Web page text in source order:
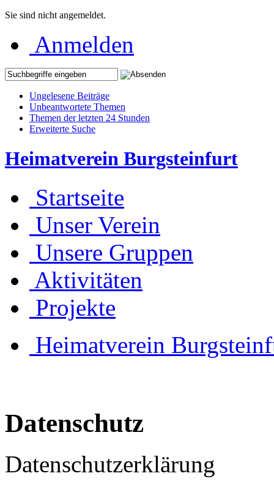
Sie sind nicht angemeldet.
Anmelden
Ungelesene Beiträge
Unbeantwortete Themen
Themen der letzten 24 Stunden
Erweiterte Suche
Heimatverein Burgsteinfurt
Startseite
Unser Verein
Unsere Gruppen
Aktivitäten
Projekte
Heimatverein
Datenschutz
Datenschutzerklärung